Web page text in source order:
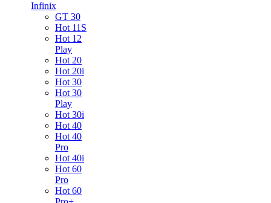
Infinix
GT 30
Hot 11S
Hot 12
Play
Hot 20
Hot 20i
Hot 30
Hot 30
Play
Hot 30i
Hot 40
Hot 40
Pro
Hot 40i
Hot 60
Pro
Hot 60